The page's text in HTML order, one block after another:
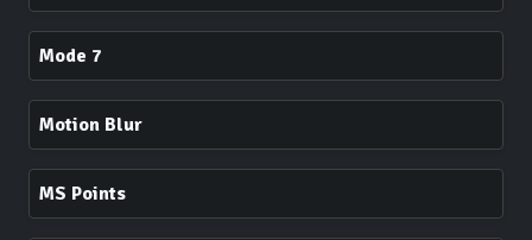
Mode 7
Motion Blur
MS Points